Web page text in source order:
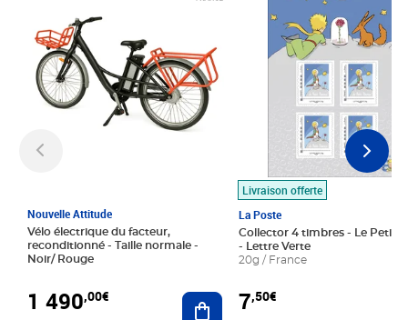
Nouvelle Attitude
Vélo électrique du facteur,
reconditionné - Taille normale -
Noir/ Rouge
1 490,00€ Ajouter au panier
Livraison offerte
La Poste
Collector 4 timbres - Le Petit
- Lettre Verte
20g / France
7,50€